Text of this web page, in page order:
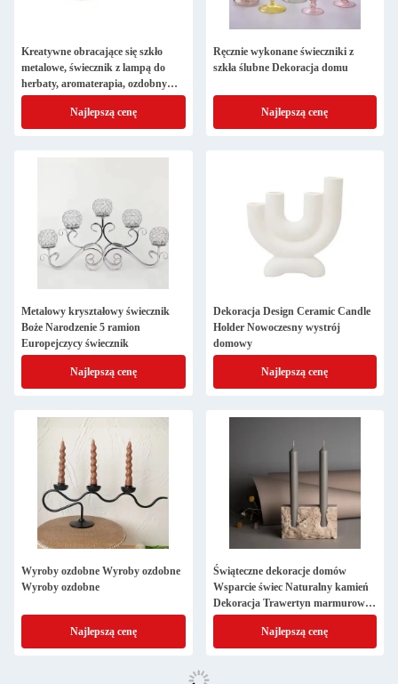
Kreatywne obracające się szkło
metalowe, świecznik z lampą do
herbaty, aromaterapia, ozdobny
świecznik
Najlepszą cenę
Ręcznie wykonane świeczniki z
szkła ślubne Dekoracja domu
Najlepszą cenę
Metalowy kryształowy świecznik
Boże Narodzenie 5 ramion
Europejczycy świecznik
Najlepszą cenę
Dekoracja Design Ceramic Candle
Holder Nowoczesny wystrój
domowy
Najlepszą cenę
Wyroby ozdobne Wyroby ozdobne
Wyroby ozdobne
Najlepszą cenę
Świąteczne dekoracje domów
Wsparcie świec Naturalny kamień
Dekoracja Trawertyn marmurowy
Wsparcie świec
Najlepszą cenę